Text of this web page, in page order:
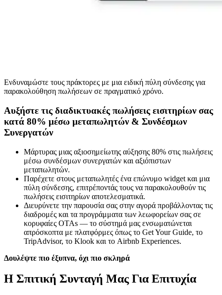
Ενδυναμώστε τους πράκτορες με μια ειδική πύλη σύνδεσης για
παρακολούθηση πωλήσεων σε πραγματικό χρόνο.
Αυξήστε τις διαδικτυακές πωλήσεις εισιτηρίων σας
κατά 80% μέσω μεταπωλητών & Συνδέσμων
Συνεργατών
Μάρτυρας μιας αξιοσημείωτης αύξησης 80% στις πωλήσεις
μέσω συνδέσμων συνεργατών και αξιόπιστων
μεταπωλητών.
Παρέχετε στους μεταπωλητές ένα επώνυμο widget και μια
πύλη σύνδεσης, επιτρέποντάς τους να παρακολουθούν τις
πωλήσεις εισιτηρίων αποτελεσματικά.
Διευρύνετε την παρουσία σας στην αγορά προβάλλοντας τις
διαδρομές και τα προγράμματα των λεωφορείων σας σε
κορυφαίες OTAs — το σύστημά μας ενσωματώνεται
απρόσκοπτα με πλατφόρμες όπως το Get Your Guide, το
TripAdvisor, το Klook και το Airbnb Experiences.
Δουλέψτε πιο έξυπνα, όχι πιο σκληρά
Η Σπιτική Συνταγή Μας Για Επιτυχία